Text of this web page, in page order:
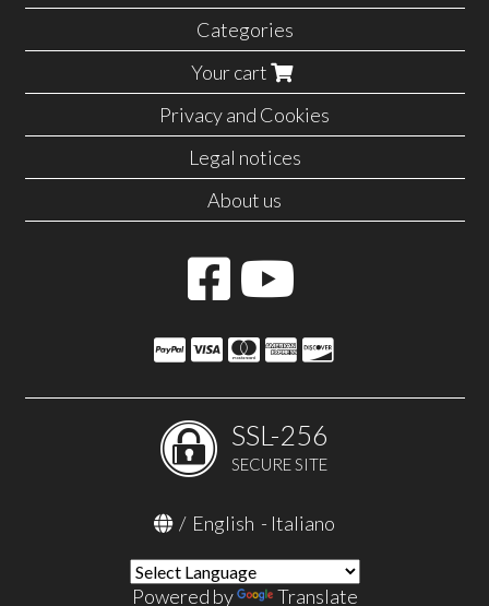
Categories
Your cart
Privacy and Cookies
Legal notices
About us
SSL-256
SECURE SITE
/ English - Italiano
Powered by Translate